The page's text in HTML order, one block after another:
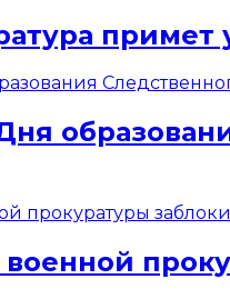
примет